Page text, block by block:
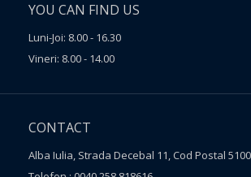
YOU CAN FIND US
Luni-Joi: 8.00 - 16.30
Vineri: 8.00 - 14.00
CONTACT
Alba Iulia, Strada Decebal 11, Cod Postal